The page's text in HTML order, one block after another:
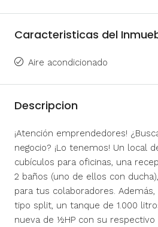
Caracteristicas del
Aire acondicionado
Descripcion
¡Atención emprendedores!
negocio? ¡Lo tenemos! Un local
cubículos para oficinas, una
2 baños (uno de ellos con
para tus colaboradores.
tipo split, un tanque de 1.000
nueva de ½HP con su